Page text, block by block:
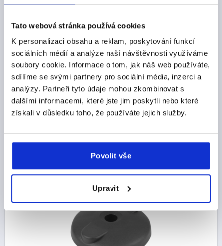
Tato webová stránka používá cookies
K personalizaci obsahu a reklam, poskytování funkcí
sociálních médií a analýze naší návštěvnosti využíváme
soubory cookie. Informace o tom, jak náš web používáte,
sdílíme se svými partnery pro sociální média, inzerci a
analýzy. Partneři tyto údaje mohou zkombinovat s
dalšími informacemi, které jste jim poskytli nebo které
získali v důsledku toho, že používáte jejich služby.
Povolit vše
Upravit
VÁLEC VEL.80, PROV.:C TERMOPLAST, ČERNÁ, D=79
PRŮMĚR TALÍŘE=79 PROVEDENÍ=C
ZATÍŽITELNOST MAX. KN=12